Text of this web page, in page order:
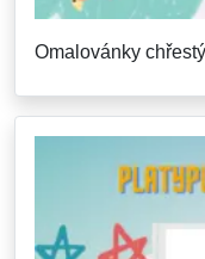
Omalovánky